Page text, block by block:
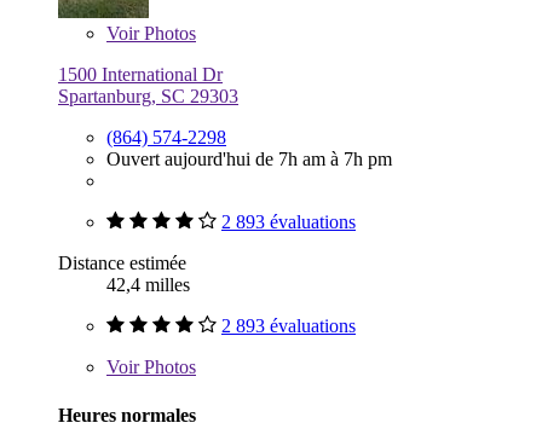
VoirPhotos
1500 International Dr
Spartanburg, SC 29303
(864) 574-2298
Ouvert aujourd'hui de 7h am à 7h pm
2 893 évaluations
Distance estimée
42,4 milles
2 893 évaluations
VoirPhotos
Heures normales